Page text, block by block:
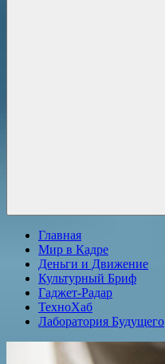
Главная
Мир в Кадре
Деньги и Движение
Культурный Бриф
Гаджет-Радар
ТехноХаб
Лаборатория Будущего